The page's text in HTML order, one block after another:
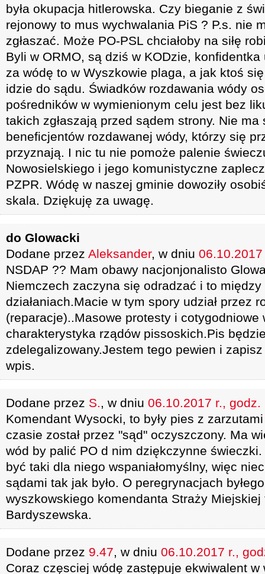
była okupacja hitlerowska. Czy bieganie z
rejonowy to mus wychwalania PiS ? P.s. nie
zgłaszać. Może PO-PSL chciałoby na siłę
Byli w ORMO, są dziś w KODzie, konfidentka
za wódę to w Wyszkowie plaga, a jak ktoś
idzie do sądu. Świadków rozdawania wódy
pośredników w wymienionym celu jest bez
takich zgłaszają przed sądem strony. Nie ma
beneficjentów rozdawanej wódy, którzy się
przyznają. I nic tu nie pomoże palenie
Nowosielskiego i jego komunistyczne
PZPR. Wódę w naszej gminie dowoziły
skala. Dziękuję za uwagę.
do Glowacki
Dodane przez Aleksander, w dniu
NSDAP ?? Mam obawy nacjonjonalisto
Niemczech zaczyna się odradzać i to
działaniach.Macie w tym spory udział przez
(reparacje)..Masowe protesty i cotygodniowe
charakterystyka rządów pissoskich.Pis
zdelegalizowany.Jestem tego pewien i
wpis.
Dodane przez S., w dniu 06.10.2017 r., godz.
Komendant Wysocki, to były pies z
czasie został przez "sąd" oczyszczony. Ma
wód by palić PO d nim dziękczynne świeczki.
być taki dla niego wspaniałomyślny, więc
sądami tak jak było. O peregrynacjach
wyszkowskiego komendanta Straży Miejskiej
Bardyszewska.
Dodane przez 9.47, w dniu 06.10.2017 r.,
Coraz częsciej wódę zastępuje ekwiwalent w